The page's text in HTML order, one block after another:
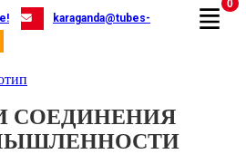
karaganda@tubes-
СОЕДИНЕНИЯ
0